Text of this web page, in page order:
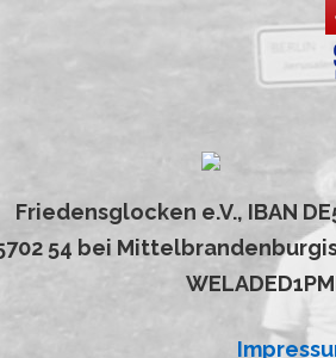
Friedensglocken e.V., IBAN
54 bei